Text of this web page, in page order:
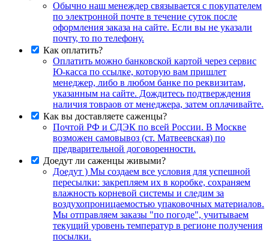
Обычно наш менеждер связывается с покупателем
по электронной почте в течение суток после
оформления заказа на сайте. Если вы не указали
почту, то по телефону.
Как оплатить?
Оплатить можно банковской картой через сервис
Ю-касса по ссылке, которую вам пришлет
менеджер, либо в любом банке по реквизитам,
указанным на сайте. Дождитесь подтверждения
наличия товраов от менеджера, затем оплачивайте.
Как вы доставляете саженцы?
Почтой РФ и СДЭК по всей России. В Москве
возможен самовывоз (ст. Матвеевская) по
предварительной договоренности.
Доедут ли саженцы живыми?
Доедут ) Мы создаем все условия для успешной
пересылки: закрепляем их в коробке, сохраняем
влажность корневой системы и следим за
воздухопроницаемостью упаковочных материалов.
Мы отправляем заказы "по погоде", учитываем
текущий уровень температур в регионе получения
посылки.